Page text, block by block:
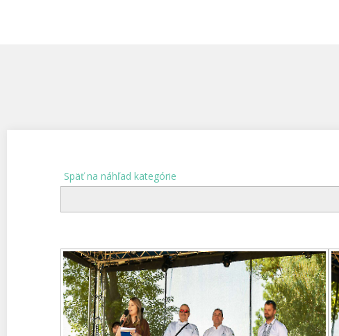
Späť na náhľad kategórie